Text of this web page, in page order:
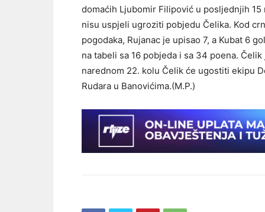
domaćih Ljubomir Filipović u posljednjih
nisu uspjeli ugroziti pobjedu Čelika. Kod
pogodaka, Rujanac je upisao 7, a Kubat 6
na tabeli sa 16 pobjeda i sa 34 poena.
narednom 22. kolu Čelik će ugostiti ekipu
Rudara u Banovićima.(M.P.)